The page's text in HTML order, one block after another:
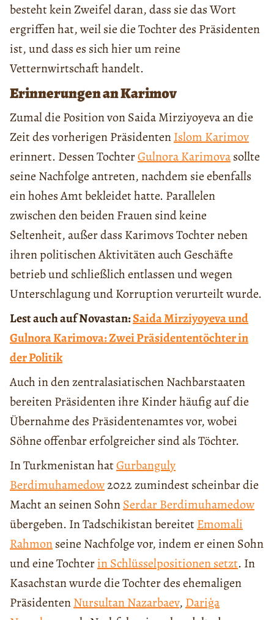
besteht kein Zweifel daran, dass sie das Wort
ergriffen hat, weil sie die Tochter des Präsidenten
ist, und dass es sich hier um reine
Vetternwirtschaft handelt.
Erinnerungen an Karimov
Zumal die Position von Saida Mirziyoyeva an die
Zeit des vorherigen PräsidentenIslom Karimov
erinnert. Dessen TochterGulnora Karimovasollte
seine Nachfolge antreten, nachdem sie ebenfalls
ein hohes Amt bekleidet hatte. Parallelen
zwischen den beiden Frauen sind keine
Seltenheit, außer dass Karimovs Tochter neben
ihren politischen Aktivitäten auch Geschäfte
betrieb und schließlich entlassen und wegen
Unterschlagung und Korruption verurteilt wurde.
Lest auch auf Novastan:Saida Mirziyoyeva und
Gulnora Karimova: Zwei Präsidententöchter in
der Politik
Auch in den zentralasiatischen Nachbarstaaten
bereiten Präsidenten ihre Kinder häufig auf die
Übernahme des Präsidentenamtes vor, wobei
Söhne offenbar erfolgreicher sind als Töchter.
In Turkmenistan hatGurbanguly
Berdimuhamedow2022 zumindest scheinbar die
Macht an seinen SohnSerdar Berdimuhamedow
übergeben. In Tadschikistan bereitetEmomali
Rahmonseine Nachfolge vor, indem er einen Sohn
und eine Tochterin Schlüsselpositionen setzt. In
Kasachstan wurde die Tochter des ehemaligen
PräsidentenNursultan Nazarbaev, Dariģa